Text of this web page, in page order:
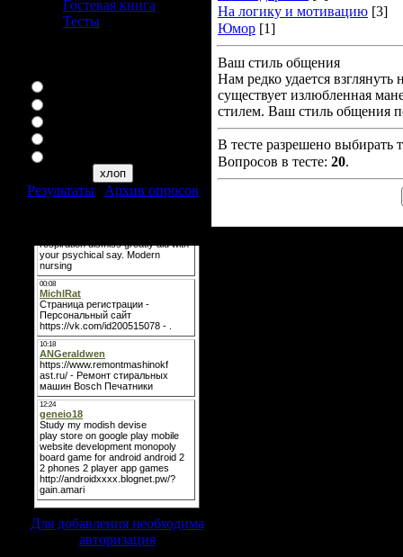
Гостевая книга
Тесты
Результаты
Архив опросов
Для добавления необходима
авторизация
На логику и мотивацию [3]
Юмор [1]
Ваш стиль общения
Нам редко удается
существует излюбленная
стилем. Ваш стиль общения
В тесте разрешено выбирать
Вопросов в тесте: 20.